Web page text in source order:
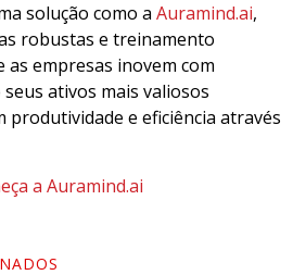
solução como a Auramind.ai,
robustas e treinamento
empresas inovem com
ativos mais valiosos
e eficiência através
a Auramind.ai